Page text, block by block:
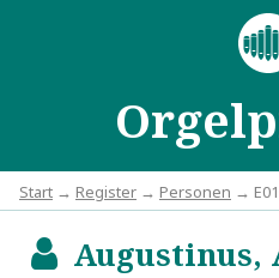
Start → Register → Personen →
bAugustinus,